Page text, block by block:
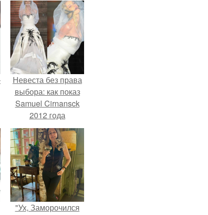
Невеста без права
выбора: как показ
Samuel Cirnansck
2012 года
превратил подиум
в манифест против
принуждения.
"Ух, Заморочился